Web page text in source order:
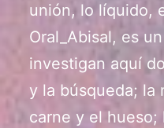
unión, lo líquido,
Oral_Abisal, es
investigan aquí
y la búsqueda; la
carne y el hueso;